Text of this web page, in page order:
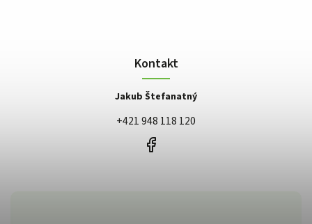
Kontakt
Jakub Štefanatný
+421 948 118 120